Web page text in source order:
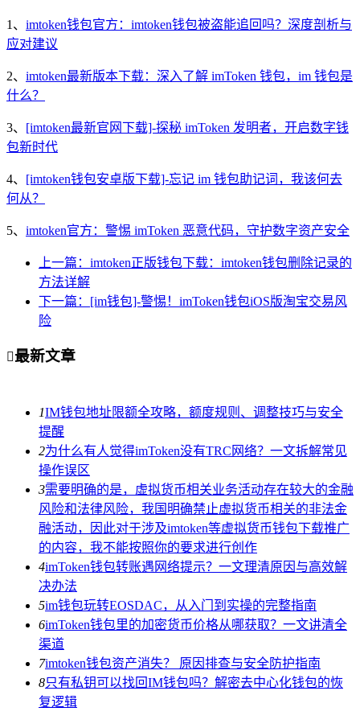
1、 imtoken钱包官方：imtoken钱包被盗能追回吗？深度剖析与
应对建议
2、 imtoken最新版本下载：深入了解 imToken 钱包，im 钱包是
什么？
3、 [imtoken最新官网下载]-探秘 imToken 发明者，开启数字钱
包新时代
4、 [imtoken钱包安卓版下载]-忘记 im 钱包助记词，我该何去
何从？
5、 imtoken官方：警惕 imToken 恶意代码，守护数字资产安全
上一篇：imtoken正版钱包下载：imtoken钱包删除记录的
方法详解
下一篇：[im钱包]-警惕！imToken钱包iOS版淘宝交易风
险
最新文章
1IM钱包地址限额全攻略，额度规则、调整技巧与安全
提醒
2为什么有人觉得imToken没有TRC网络？一文拆解常见
操作误区
3需要明确的是，虚拟货币相关业务活动存在较大的金融
风险和法律风险，我国明确禁止虚拟货币相关的非法金
融活动，因此对于涉及imtoken等虚拟货币钱包下载推广
的内容，我不能按照你的要求进行创作
4imToken钱包转账遇网络提示？一文理清原因与高效解
决办法
5im钱包玩转EOSDAC，从入门到实操的完整指南
6imToken钱包里的加密货币价格从哪获取？一文讲清全
渠道
7imtoken钱包资产消失？ 原因排查与安全防护指南
8只有私钥可以找回IM钱包吗？解密去中心化钱包的恢
复逻辑